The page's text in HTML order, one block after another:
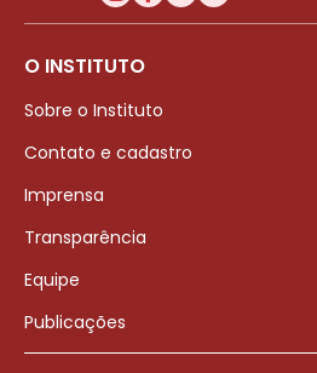
O INSTITUTO
Sobre o Instituto
Contato e cadastro
Imprensa
Transparência
Equipe
Publicações